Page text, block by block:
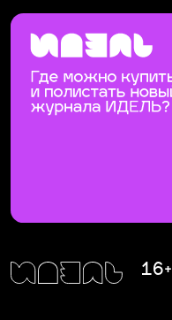
16+